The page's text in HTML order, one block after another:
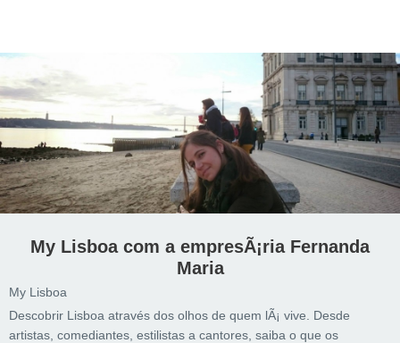
My Lisboa com a empresÃ¡ria Fernanda
Maria
My Lisboa
Descobrir Lisboa através dos olhos de quem lÃ¡ vive. Desde
artistas, comediantes, estilistas a cantores, saiba o que os